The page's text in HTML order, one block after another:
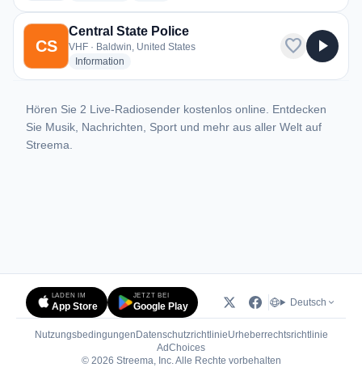
CS
Central State Police
VHF · Baldwin, United States
Information
favorite play_arrow
Hören Sie 2 Live-Radiosender kostenlos online. Entdecken
Sie Musik, Nachrichten, Sport und mehr aus aller Welt auf
Streema.
LADEN IM
App Store
JETZT BEI
Google Play Deutsch
Nutzungsbedingungen DatenschutzrichtlinieUrheberrechtsrichtlinie
AdChoices(öffnet in neuem Tab)
© 2026 Streema, Inc. Alle Rechte vorbehalten